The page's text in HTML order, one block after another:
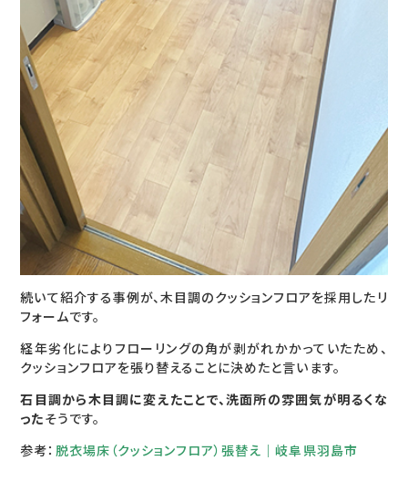
続いて紹介する事例が、木目調のクッションフロアを採用したリ
フォームです。
経年劣化によりフローリングの角が剥がれかかっていたため、
クッションフロアを張り替えることに決めたと言います。
石目調から木目調に変えたことで、洗面所の雰囲気が明るくな
ったそうです。
参考： 脱衣場床（クッションフロア）張替え｜岐阜県羽島市